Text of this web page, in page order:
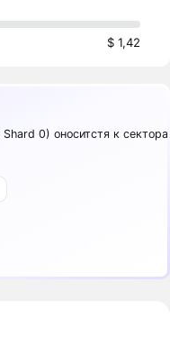
$ 1,42
0) оноситстя к